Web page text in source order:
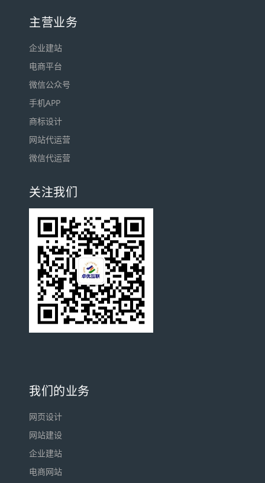
主营业务
企业建站
电商平台
微信公众号
手机APP
商标设计
网站代运营
微信代运营
关注我们
我们的业务
网页设计
网站建设
企业建站
电商网站